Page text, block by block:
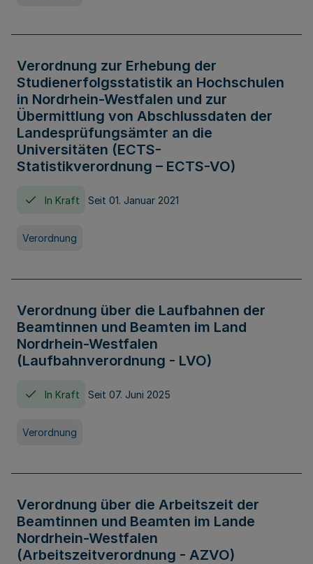
Verordnung zur Erhebung der
Studienerfolgsstatistik an Hochschulen
in Nordrhein-Westfalen und zur
Übermittlung von Abschlussdaten der
Landesprüfungsämter an die
Universitäten (ECTS-
Statistikverordnung – ECTS-VO)
In Kraft Seit 01. Januar 2021
Verordnung
Verordnung über die Laufbahnen der
Beamtinnen und Beamten im Land
Nordrhein-Westfalen
(Laufbahnverordnung - LVO)
In Kraft Seit 07. Juni 2025
Verordnung
Verordnung über die Arbeitszeit der
Beamtinnen und Beamten im Lande
Nordrhein-Westfalen
(Arbeitszeitverordnung - AZVO)